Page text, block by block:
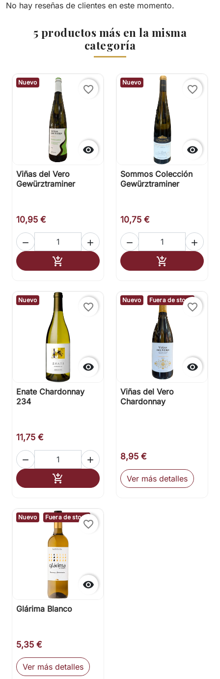
No hay reseñas de clientes en este momento.
5 productos más en la misma
categoría
Nuevo

favorite_border
Viñas del Vero
Gewürztraminer
10,95 €
 
 Añadir al carrito
Nuevo

favorite_border
Sommos Colección
Gewürztraminer
10,75 €
 
 Añadir al
Nuevo

favorite_border
Enate Chardonnay
234
11,75 €
 
 Añadir al carrito
Nuevo Fuera de stock

favorite_border
Viñas del Vero
Chardonnay
8,95 €
Ver más detalles
Nuevo Fuera de stock

favorite_border
Glárima Blanco
5,35 €
Ver más detalles